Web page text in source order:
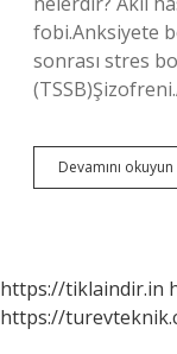
fobi.Anksiyete
sonrası stres
Devamını okuyun
https://tiklaindir.in
https://